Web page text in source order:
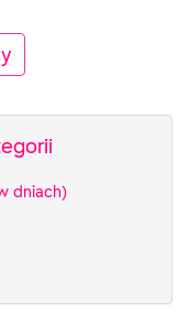
dniach)